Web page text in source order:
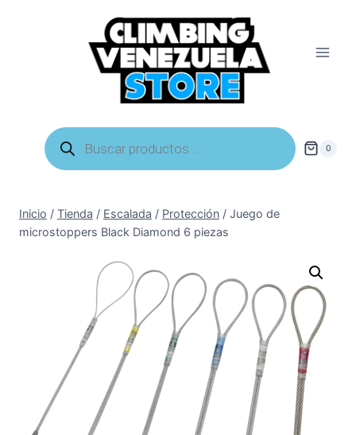
Búsqueda
de
productos
0
Inicio / Tienda / Escalada / Protección / Juego de
microstoppers Black Diamond 6 piezas